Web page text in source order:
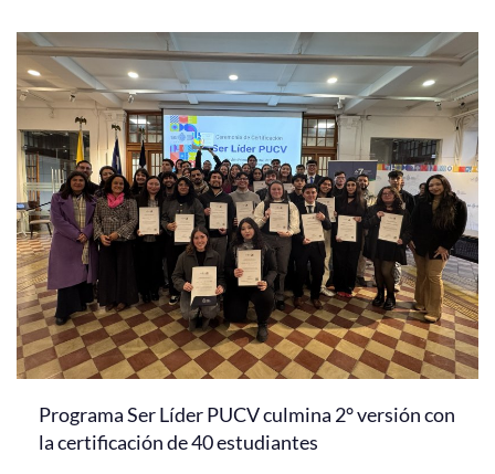
Programa Ser Líder PUCV culmina 2° versión con
la certificación de 40 estudiantes